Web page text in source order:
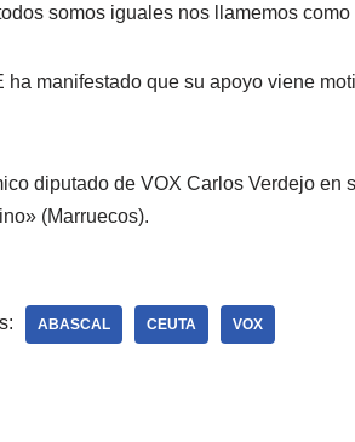
somos iguales nos llamemos
ha manifestado que su apoyo viene
diputado de VOX Carlos Verdejo en
(Marruecos).
ABASCAL CEUTA VOX